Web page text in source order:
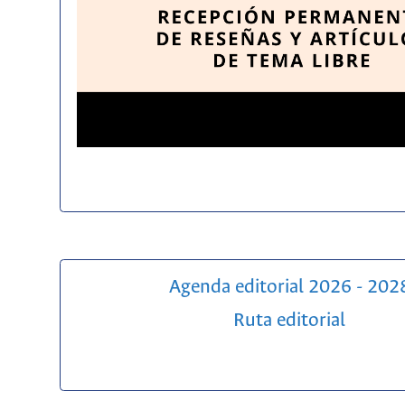
Agenda editorial 2026 -
Ruta editorial